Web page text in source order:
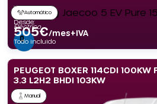
Automático
Eléctrico
Desde:
505€/mes+IVA
Todo incluido
PEUGEOT BOXER 114CDI 100KW
3.3 L2H2 BHDI 103KW
Manual